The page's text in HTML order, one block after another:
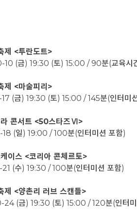
제 <투란도트>
10 (금) 19:30 (토) 15:00 / 90분(교육시
제 <마술피리>
(금) 19:30 (토) 15:00 / 145분(인터미
콘서트 <50스타즈Ⅵ>
18 (일) 19:00 / 100분(인터미션 포함)
이스 <코리아 콘체르토>
(수) 19:30 / 100분(인터미션 포함)
제 <양촌리 러브 스캔들>
24 (금) 19:30 (토) 15:00 / 120분(인터